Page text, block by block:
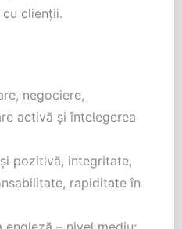
clienții.
negociere,
activă şi întelegerea
pozitivă, integritate,
rapiditate în